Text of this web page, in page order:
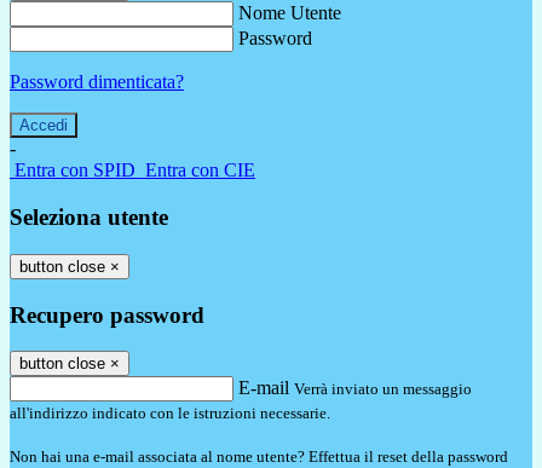
Nome Utente
Password
Password dimenticata?
-
Entra con SPID Entra con CIE
Seleziona utente
button close ×
Recupero password
button close ×
E-mail Verrà inviato un messaggio
all'indirizzo indicato con le istruzioni necessarie.
Non hai una e-mail associata al nome utente? Effettua il reset della password